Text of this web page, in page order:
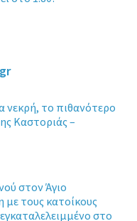
νεκρή, το πιθανότερο
Καστοριάς –
στον Άγιο
τους κατοίκους
στο